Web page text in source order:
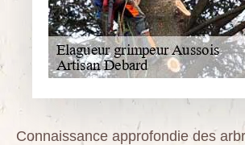
Connaissance approfondie des